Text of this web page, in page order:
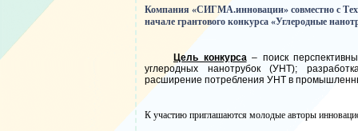
Компания «СИГМА.инновации» совместно с
начале грантового конкурса «Углеродные
Цель конкурса – поиск
углеродных нанотрубок (УНТ);
расширение потребления УНТ в
К участию приглашаются молодые авторы